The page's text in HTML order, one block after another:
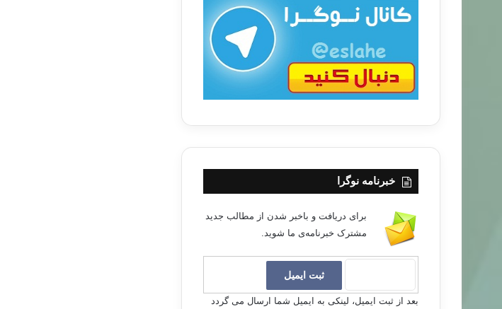
خبرنامه نوگرا
برای دریافت و باخبر شدن از مطالب جدید
مشترک خبرنامه‌ی ما شوید.
بعد از ثبت ایمیل، لینکی به ایمیل شما ارسال می گردد